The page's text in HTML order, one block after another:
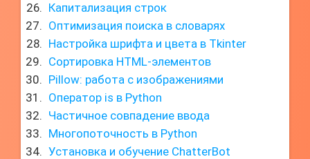
Капитализация строк
Оптимизация поиска в словарях
Настройка шрифта и цвета в Tkinter
Сортировка HTML-элементов
Pillow: работа с изображениями
Оператор is в Python
Частичное совпадение ввода
Многопоточность в Python
Установка и обучение ChatterBot